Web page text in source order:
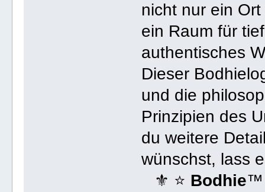
nicht nur ein
ein Raum für
authentisches
Dieser
und die
Prinzipien des
du weitere
wünschst, lass
⚜ ⭐️ Bodhie™